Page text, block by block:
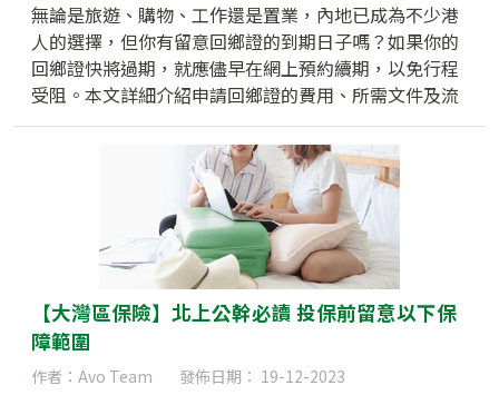
無論是旅遊、購物、工作還是置業，內地已成為不少港
人的選擇，但你有留意回鄉證的到期日子嗎？如果你的
回鄉證快將過期，就應儘早在網上預約續期，以免行程
受阻。本文詳細介紹申請回鄉證的費用、所需文件及流
程，讓你輕鬆續期或補領回鄉證，暢通無阻往返內地。
【大灣區保險】北上公幹必讀 投保前留意以下保
障範圍
作者：Avo Team 發佈日期： 19-12-2023